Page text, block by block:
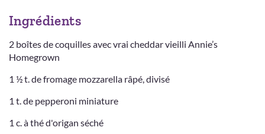
Ingrédients
2 boîtes de coquilles avec vrai cheddar vieilli Annie’s
Homegrown
1 ½ t. de fromage mozzarella râpé, divisé
1 t. de pepperoni miniature
1 c. à thé d'origan séché